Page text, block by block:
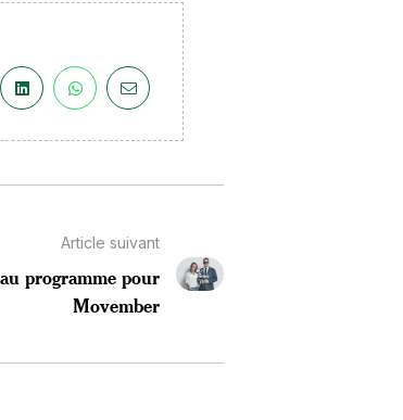
Article suivant
programme pour
Movember